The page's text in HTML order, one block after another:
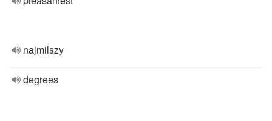
najmilszy
degrees